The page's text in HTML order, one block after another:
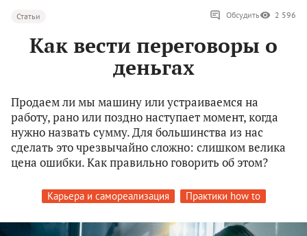
Статьи Обсудить 2 596
Как вести переговоры о
деньгах
Продаем ли мы машину или устраиваемся на
работу, рано или поздно наступает момент, когда
нужно назвать сумму. Для большинства из нас
сделать это чрезвычайно сложно: слишком велика
цена ошибки. Как правильно говорить об этом?
Карьера и самореализация Практики how to